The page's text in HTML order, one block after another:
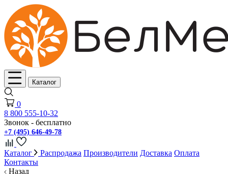
Каталог
0
8 800 555-10-32
Звонок - бесплатно
+7 (495) 646-49-78
Каталог Распродажа Производители Доставка Оплата
Контакты
Назад